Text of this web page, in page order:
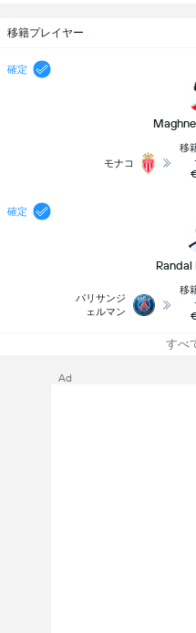
移籍プレイヤー
確定
モナコ
移
確定
Randal
パリサンジ
ェルマン
移
すべ
Ad